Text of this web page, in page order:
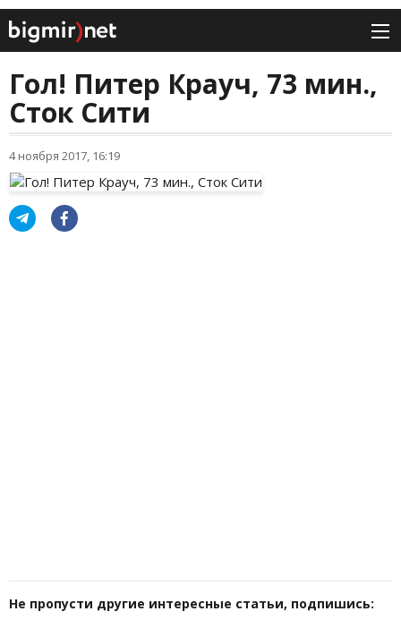
Гол! Питер Крауч, 73 мин.,
Сток Сити
4 ноября 2017, 16:19
Не пропусти другие интересные статьи, подпишись: